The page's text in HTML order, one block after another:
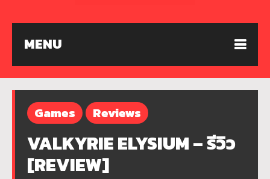
MENU
Games Reviews
VALKYRIE ELYSIUM – รีวิว
[REVIEW]